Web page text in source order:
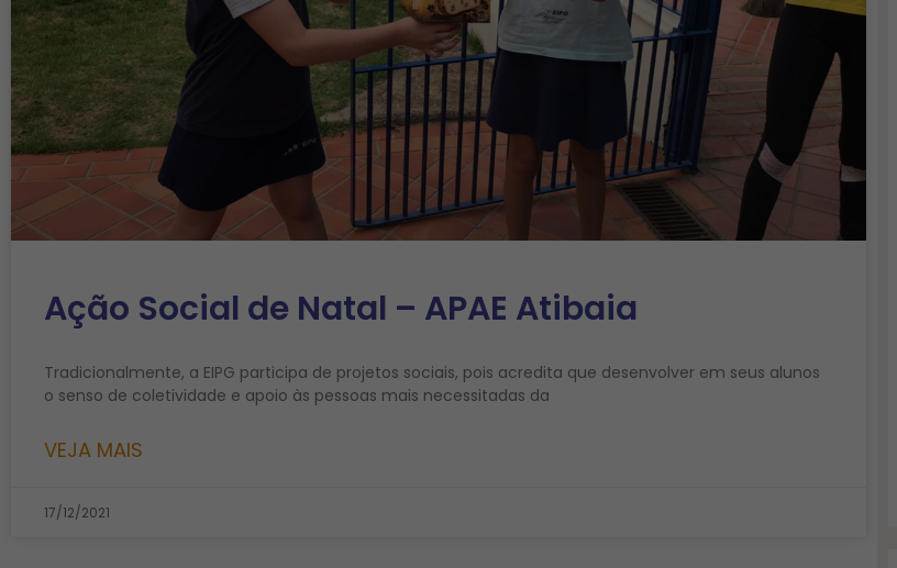
Ação Social de Natal – APAE Atibaia
Tradicionalmente, a EIPG participa de projetos sociais, pois acredita que desenvolver em seus alunos
o senso de coletividade e apoio às pessoas mais necessitadas da
VEJA MAIS
17/12/2021